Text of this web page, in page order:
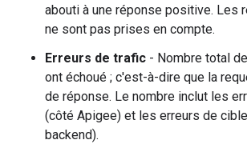
abouti à une réponse positive. Les
ne sont pas prises en compte.
Erreurs de trafic - Nombre total
ont échoué ; c'est-à-dire que la
de réponse. Le nombre inclut les
(côté Apigee) et les erreurs de
backend).